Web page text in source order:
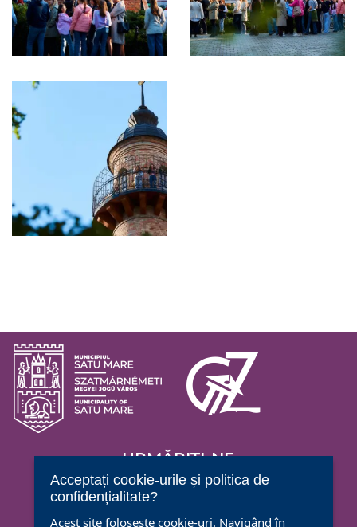
URMĂRIȚI-NE
Acceptați cookie-urile și politica de
confidențialitate?
Acest site folosește cookie-uri. Navigând în